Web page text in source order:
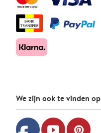
We zijn ook te vinden op
youtube pinterest